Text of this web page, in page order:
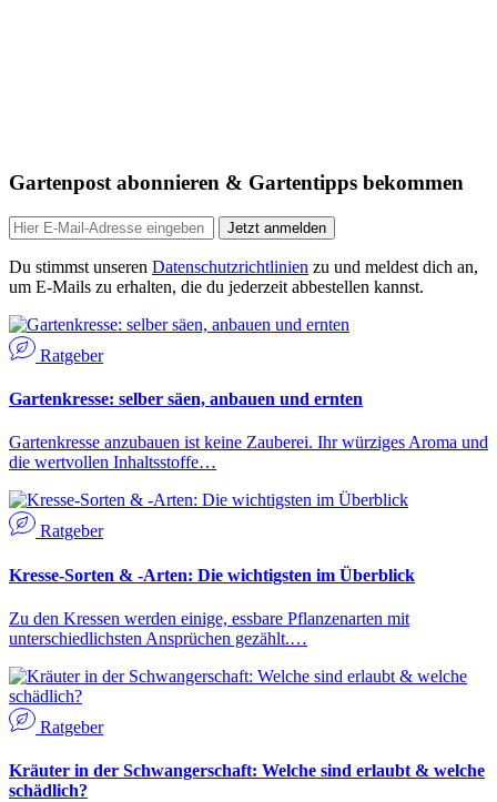
Gartenpost abonnieren & Gartentipps bekommen
Jetzt anmelden
Du stimmst unseren Datenschutzrichtlinien zu und meldest dich an,
um E-Mails zu erhalten, die du jederzeit abbestellen kannst.
Ratgeber
Gartenkresse: selber säen, anbauen und ernten
Gartenkresse anzubauen ist keine Zauberei. Ihr würziges Aroma und
die wertvollen Inhaltsstoffe…
Ratgeber
Kresse-Sorten & -Arten: Die wichtigsten im Überblick
Zu den Kressen werden einige, essbare Pflanzenarten mit
unterschiedlichsten Ansprüchen gezählt.…
Ratgeber
Kräuter in der Schwangerschaft: Welche sind erlaubt & welche
schädlich?